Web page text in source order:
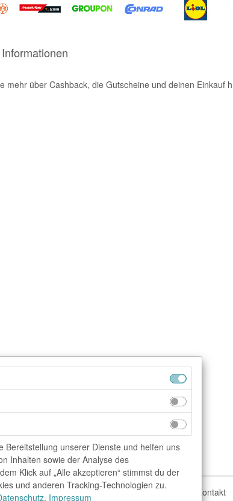
mehr über Cashback, die Gutscheine und deinen Einkauf
Unser Team FAQ blog.rewardo.de Kontakt
Bereitstellung unserer Dienste und helfen uns
Inhalten sowie der Analyse des
Klick auf „Alle akzeptieren“ stimmst du der
und anderen Tracking-Technologien zu.
, Impressum